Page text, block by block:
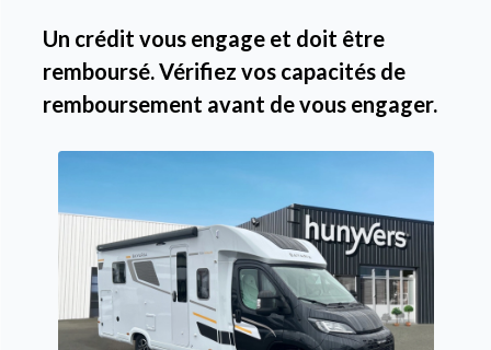
Un crédit vous engage et doit être
remboursé. Vérifiez vos capacités de
remboursement avant de vous engager.